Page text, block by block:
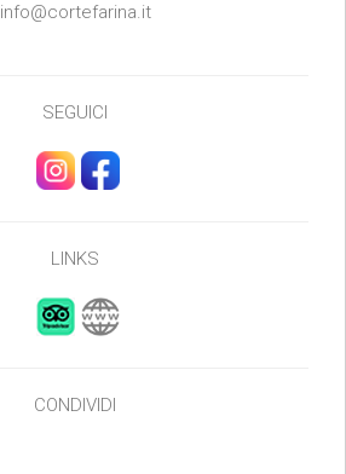
info@cortefarina.it
SEGUICI
LINKS
CONDIVIDI